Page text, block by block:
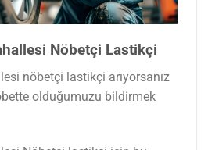
Nöbetçi Lastikçi
nöbetçi lastikçi arıyorsanız
olduğumuzu bildirmek